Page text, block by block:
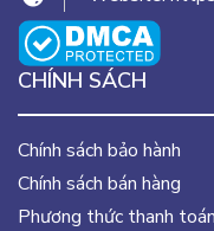
CHÍNH SÁCH
Chính sách bảo hành
Chính sách bán hàng
Phương thức thanh toán